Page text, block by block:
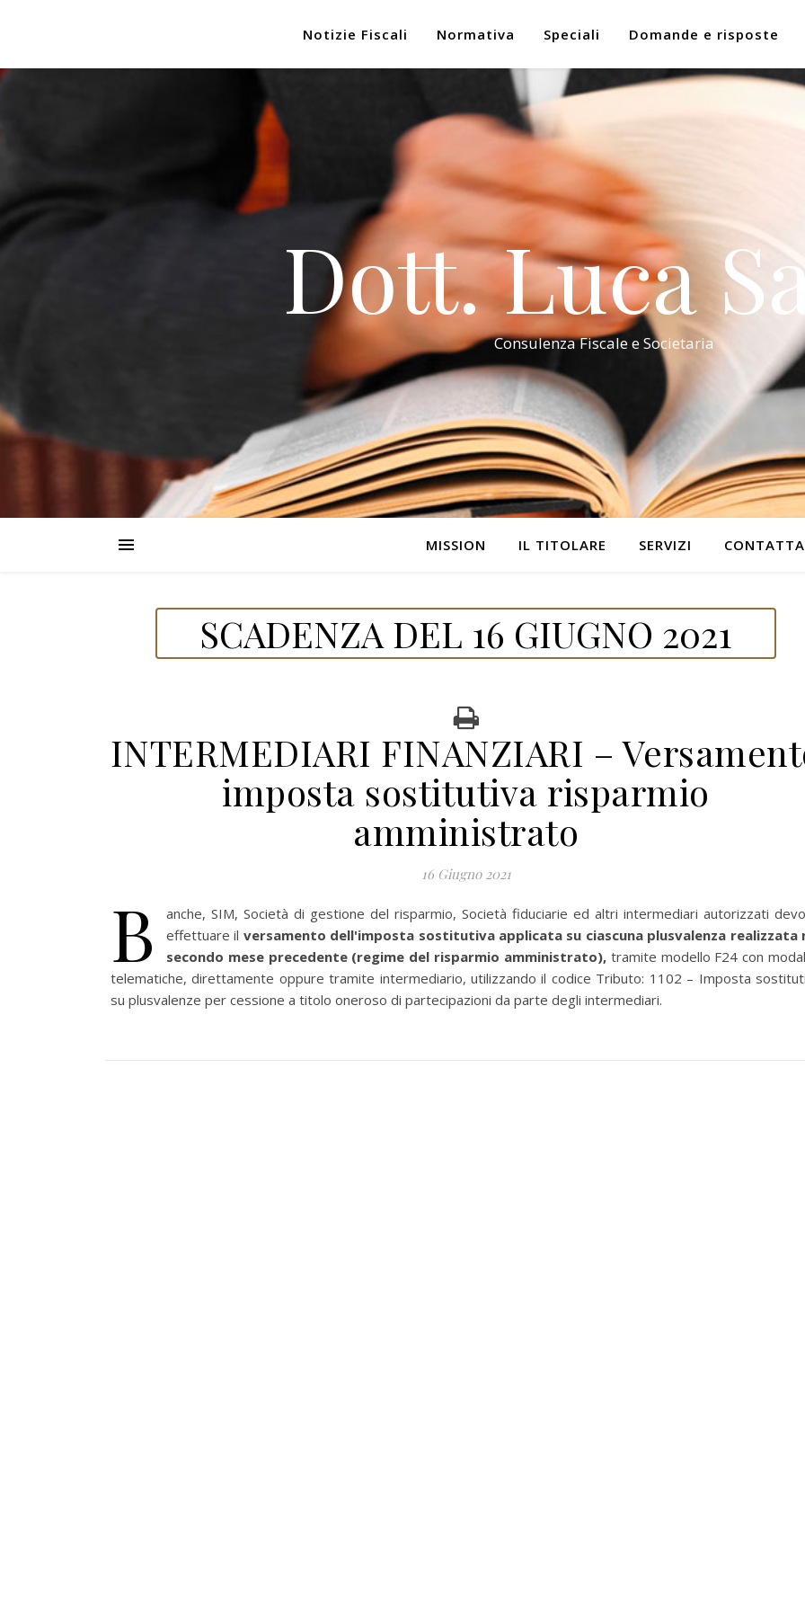
Notizie Fiscali Normativa Speciali Domande e risposte
Dott. Luca
Consulenza Fiscale e Societaria
MISSION IL TITOLARE SERVIZI
SCADENZA DEL 16 GIUGNO 2021
INTERMEDIARI FINANZIARI –
imposta sostitutiva risparmio
amministrato
16 Giugno 2021
B
anche, SIM, Società di gestione del risparmio, Società fiduciarie ed altri intermediari autorizzati
effettuare il versamento dell'imposta sostitutiva applicata su ciascuna plusvalenza realizzata
secondo mese precedente (regime del risparmio amministrato), tramite modello F24 con
telematiche, direttamente oppure tramite intermediario, utilizzando il codice Tributo: 1102 – Imposta
su plusvalenze per cessione a titolo oneroso di partecipazioni da parte degli intermediari.